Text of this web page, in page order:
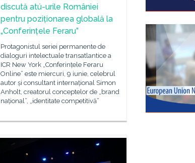
discută atú-urile României
pentru poziționarea globală la
„Conferințele Feraru”
Protagonistul seriei permanente de
dialoguri intelectuale transatlantice a
ICR New York „Conferințele Feraru
Online” este miercuri, 9 iunie, celebrul
autor și consultant internațional Simon
Anholt, creatorul conceptelor de „brand
național”, „identitate competitivă”